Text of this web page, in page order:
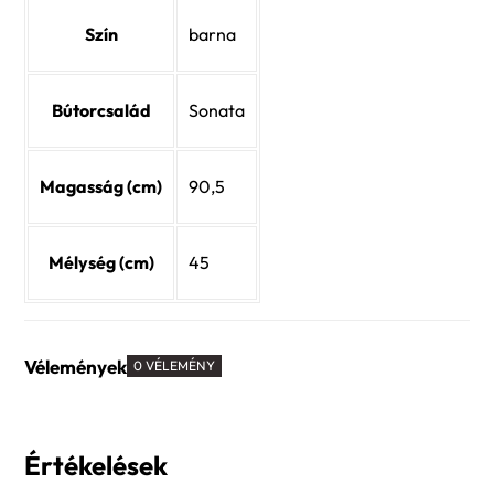
Szín barna
Bútorcsalád Sonata
Magasság (cm) 90,5
Mélység (cm) 45
Vélemények 0 VÉLEMÉNY
Értékelések